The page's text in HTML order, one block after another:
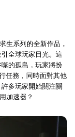
生系列的全新作品，
全球玩家目光。這
的孤島，玩家將扮
任務，同時面對其他
多玩家開始關注關
加速器？